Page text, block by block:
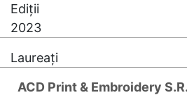
Ediții
2023
Laureați
ACD Print & Embroidery